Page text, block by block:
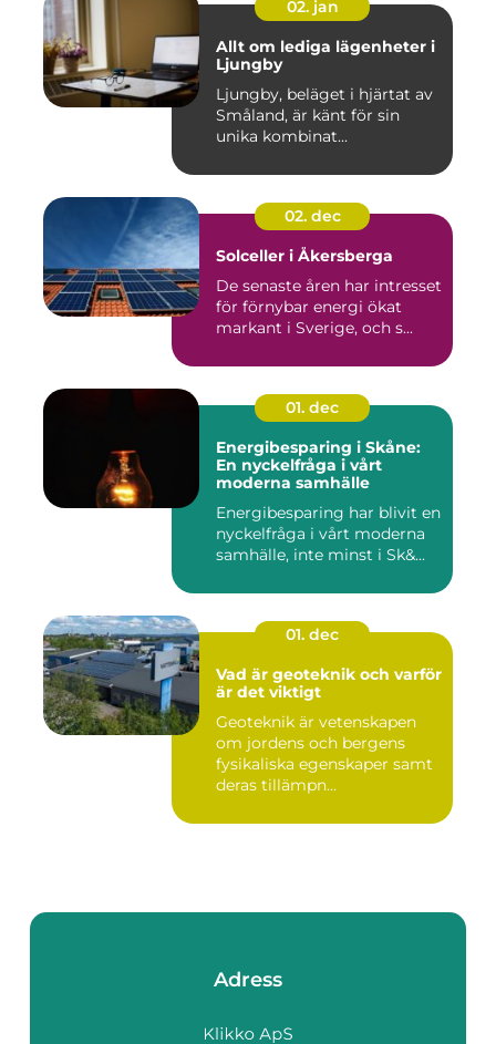
02. jan
Allt om lediga lägenheter i
Ljungby
Ljungby, beläget i hjärtat av
Småland, är känt för sin
unika kombinat...
02. dec
Solceller i Åkersberga
De senaste åren har intresset
för förnybar energi ökat
markant i Sverige, och s...
01. dec
Energibesparing i Skåne:
En nyckelfråga i vårt
moderna samhälle
Energibesparing har blivit en
nyckelfråga i vårt moderna
samhälle, inte minst i Sk&...
01. dec
Vad är geoteknik och varför
är det viktigt
Geoteknik är vetenskapen
om jordens och bergens
fysikaliska egenskaper samt
deras tillämpn...
Adress